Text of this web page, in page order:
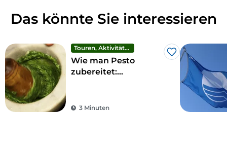
Das könnte Sie interessieren
Touren, Aktivitäten und Erlebnisse
Like
Wie man Pesto
zubereitet:
3 Minuten